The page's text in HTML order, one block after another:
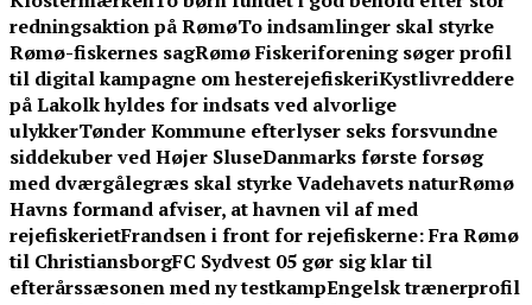
redningsaktion på RømøTo indsamlinger skal styrke
Rømø-fiskernes sagRømø Fiskeriforening søger profil
til digital kampagne om hesterejefiskeriKystlivreddere
på Lakolk hyldes for indsats ved alvorlige
ulykkerTønder Kommune efterlyser seks forsvundne
siddekuber ved Højer SluseDanmarks første forsøg
med dværgålegræs skal styrke Vadehavets naturRømø
Havns formand afviser, at havnen vil af med
rejefiskerietFrandsen i front for rejefiskerne: Fra Rømø
til ChristiansborgFC Sydvest 05 gør sig klar til
efterårssæsonen med ny testkampEngelsk trænerprofil